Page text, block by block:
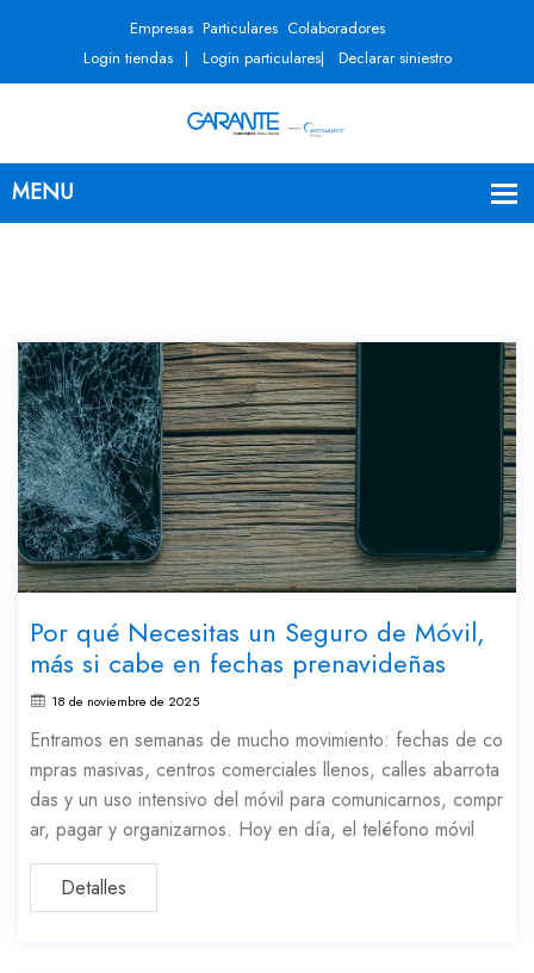
Empresas Particulares Colaboradores
Login tiendas
Login particulares Declarar siniestro
Por qué Necesitas un Seguro de Móvil,
más si cabe en fechas prenavideñas
18 de noviembre de 2025
Entramos en semanas de mucho movimiento: fechas de co
mpras masivas, centros comerciales llenos, calles abarrota
das y un uso intensivo del móvil para comunicarnos, compr
ar, pagar y organizarnos. Hoy en día, el teléfono móvil
Detalles